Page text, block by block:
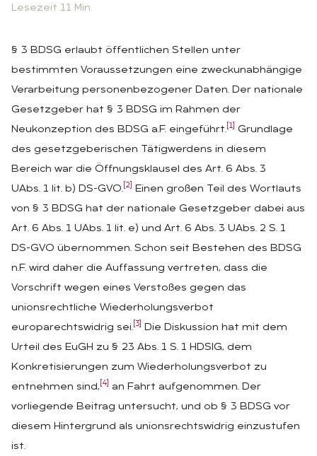
Lesezeit 11 Min.
§ 3 BDSG erlaubt öffentlichen Stellen unter
bestimmten Voraussetzungen eine zweckunabhängige
Verarbeitung personenbezogener Daten. Der nationale
Gesetzgeber hat § 3 BDSG im Rahmen der
Neukonzeption des BDSG a.F. eingeführt. [1]
Grundlage
des gesetzgeberischen Tätigwerdens in diesem
Bereich war die Öffnungsklausel des Art. 6 Abs. 3
UAbs. 1 lit. b) DS-GVO. [2]
Einen großen Teil des Wortlauts
von § 3 BDSG hat der nationale Gesetzgeber dabei aus
Art. 6 Abs. 1 UAbs. 1 lit. e) und Art. 6 Abs. 3 UAbs. 2 S. 1
DS-GVO übernommen. Schon seit Bestehen des BDSG
n.F. wird daher die Auffassung vertreten, dass die
Vorschrift wegen eines Verstoßes gegen das
unionsrechtliche Wiederholungsverbot
europarechtswidrig sei. [3]
Die Diskussion hat mit dem
Urteil des EuGH zu § 23 Abs. 1 S. 1 HDSIG, dem
Konkretisierungen zum Wiederholungsverbot zu
entnehmen sind, [4]
an Fahrt aufgenommen. Der
vorliegende Beitrag untersucht, und ob § 3 BDSG vor
diesem Hintergrund als unionsrechtswidrig einzustufen
ist.